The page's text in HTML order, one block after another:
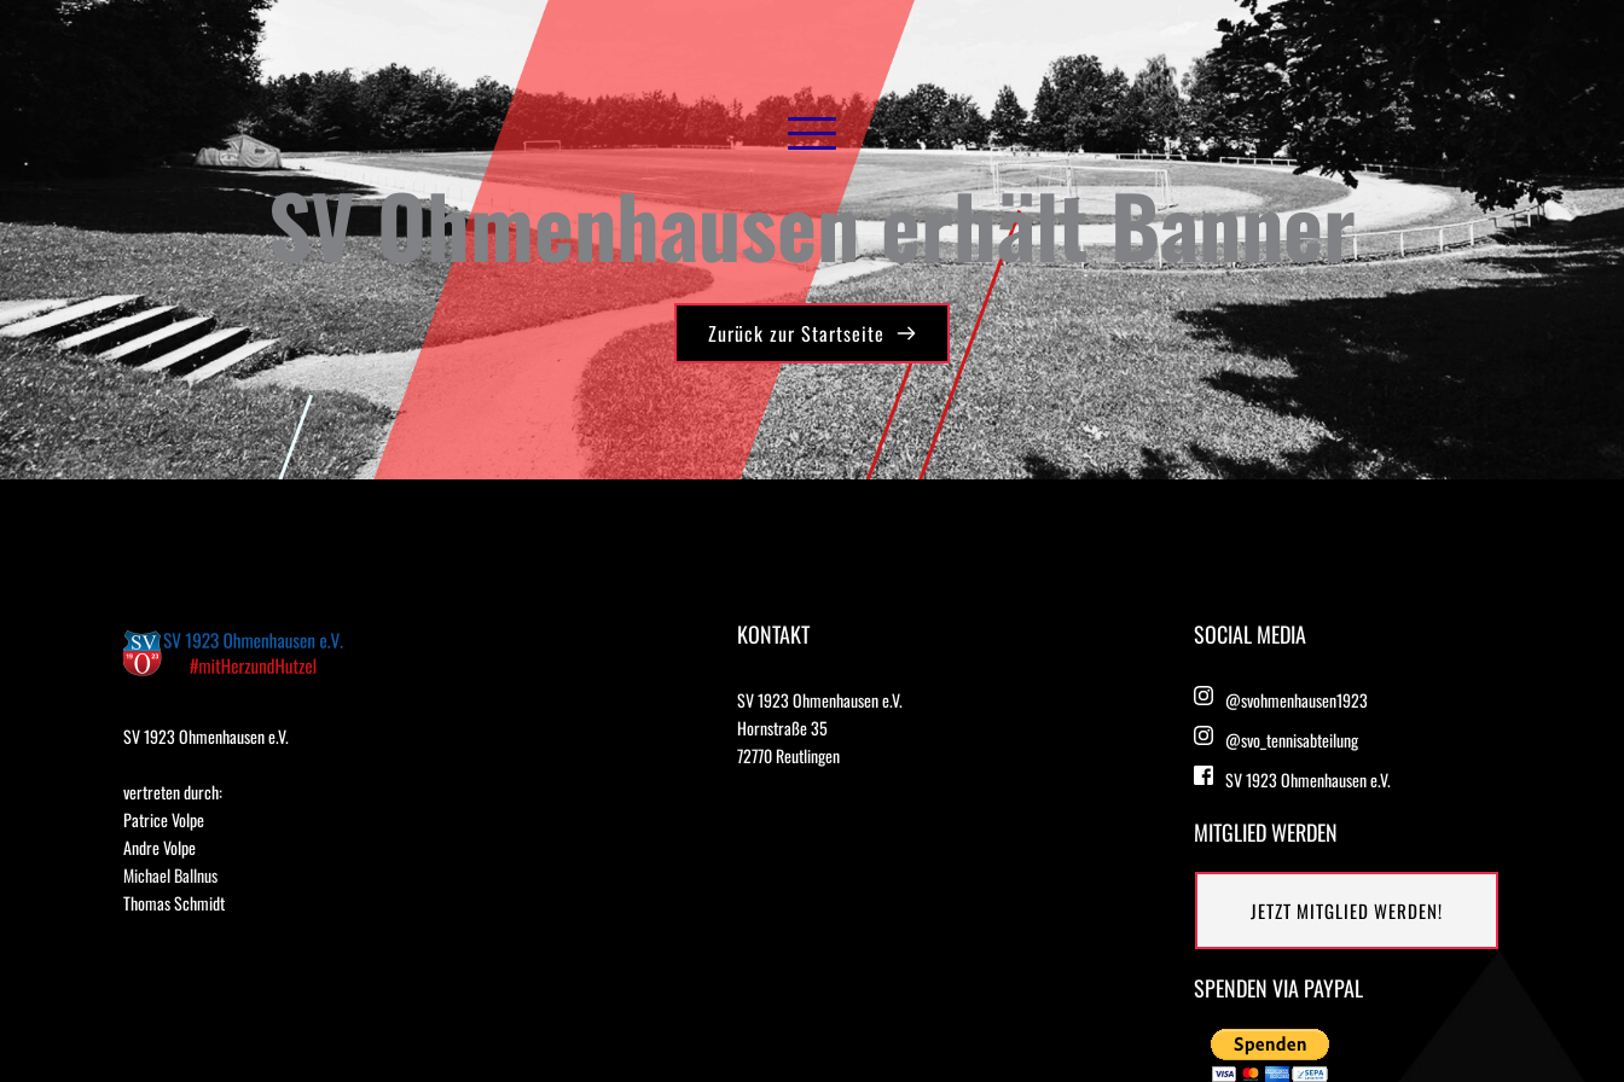
SV Ohmenhausen erhält Banner
Zurück zur Startseite
SV 1923 Ohmenhausen e.V.
vertreten durch:
Patrice Volpe
Andre Volpe
Michael Ballnus
Thomas Schmidt
KONTAKT
SV 1923 Ohmenhausen e.V.
Hornstraße 35
72770 Reutlingen
SOCIAL MEDIA
@svohmenhausen1923
@svo_tennisabteilung
SV 1923 Ohmenhausen e.V.
MITGLIED WERDEN
JETZT MITGLIED WERDEN!
SPENDEN VIA PAYPAL